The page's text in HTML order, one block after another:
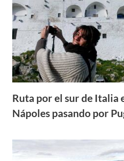
Ruta por el sur de Italia
Nápoles pasando por